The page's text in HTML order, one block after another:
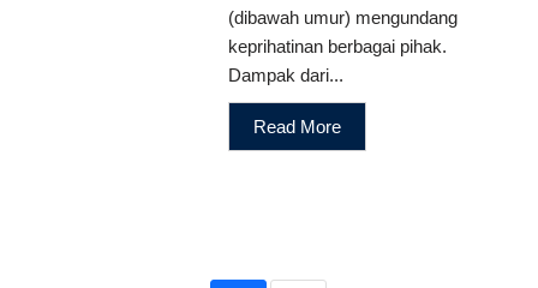
(dibawah umur) mengundang
keprihatinan berbagai pihak.
Dampak dari...
Read More